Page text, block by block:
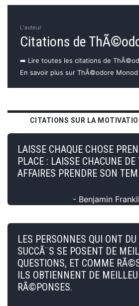
L'auteur
Citations de
➡️ Lire toutes les citations de
En savoir plus sur ThÃ©odore Monod
CITATIONS SUR LA
LAISSE CHAQUE CHOSE
PLACE : LAISSE CHACUNE DE
AFFAIRES PRENDRE SON
- Benjamin
LES PERSONNES QUI ONT DU
SUCCÃ¨S SE POSENT DE
QUESTIONS, ET COMME
ILS OBTIENNENT DE
RÃ©PONSES.